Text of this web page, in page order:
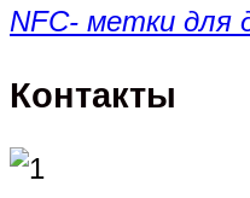
NFC- метки для
Контакты